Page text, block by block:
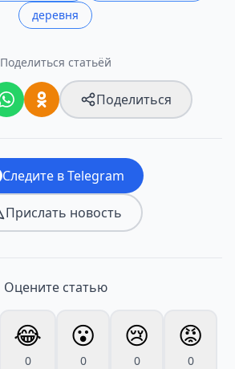
деревня
Поделиться статьёй
Поделиться
Следите в Telegram
Прислать новость
Оцените статью
😂
0
😮
0
😢
0
😡
0